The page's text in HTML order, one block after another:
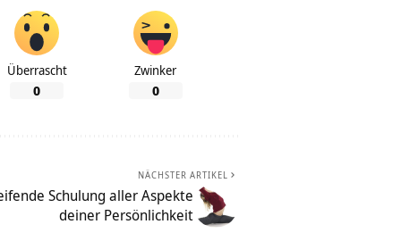
Überrascht
0
Zwinker
0
NÄCHSTER ARTIKEL
Schulung aller Aspekte
deiner Persönlichkeit